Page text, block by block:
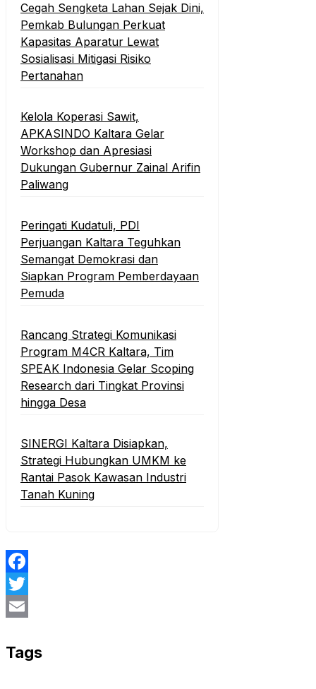
Cegah Sengketa Lahan Sejak Dini,
Pemkab Bulungan Perkuat
Kapasitas Aparatur Lewat
Sosialisasi Mitigasi Risiko
Pertanahan
Kelola Koperasi Sawit,
APKASINDO Kaltara Gelar
Workshop dan Apresiasi
Dukungan Gubernur Zainal Arifin
Paliwang
Peringati Kudatuli, PDI
Perjuangan Kaltara Teguhkan
Semangat Demokrasi dan
Siapkan Program Pemberdayaan
Pemuda
Rancang Strategi Komunikasi
Program M4CR Kaltara, Tim
SPEAK Indonesia Gelar Scoping
Research dari Tingkat Provinsi
hingga Desa
SINERGI Kaltara Disiapkan,
Strategi Hubungkan UMKM ke
Rantai Pasok Kawasan Industri
Tanah Kuning
Facebook
Twitter
Tags